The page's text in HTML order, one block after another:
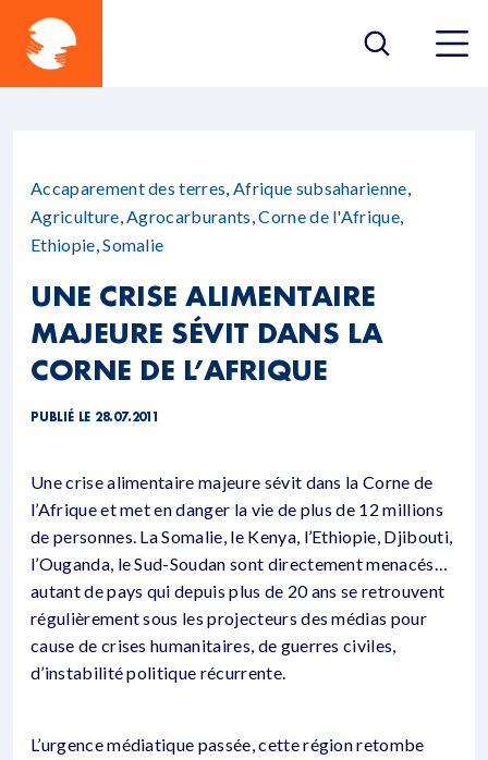
Accaparement des terres,Afrique subsaharienne,
Agriculture,Agrocarburants,Corne de l'Afrique,
Ethiopie,Somalie
UNE CRISE ALIMENTAIRE
MAJEURE SÉVIT DANS LA
CORNE DE L’AFRIQUE
PUBLIÉ LE 28.07.2011
Une crise alimentaire majeure sévit dans la Corne de
l’Afrique et met en danger la vie de plus de 12 millions
de personnes. La Somalie, le Kenya, l’Ethiopie, Djibouti,
l’Ouganda, le Sud-Soudan sont directement menacés…
autant de pays qui depuis plus de 20 ans se retrouvent
régulièrement sous les projecteurs des médias pour
cause de crises humanitaires, de guerres civiles,
d’instabilité politique récurrente.
L’urgence médiatique passée, cette région retombe